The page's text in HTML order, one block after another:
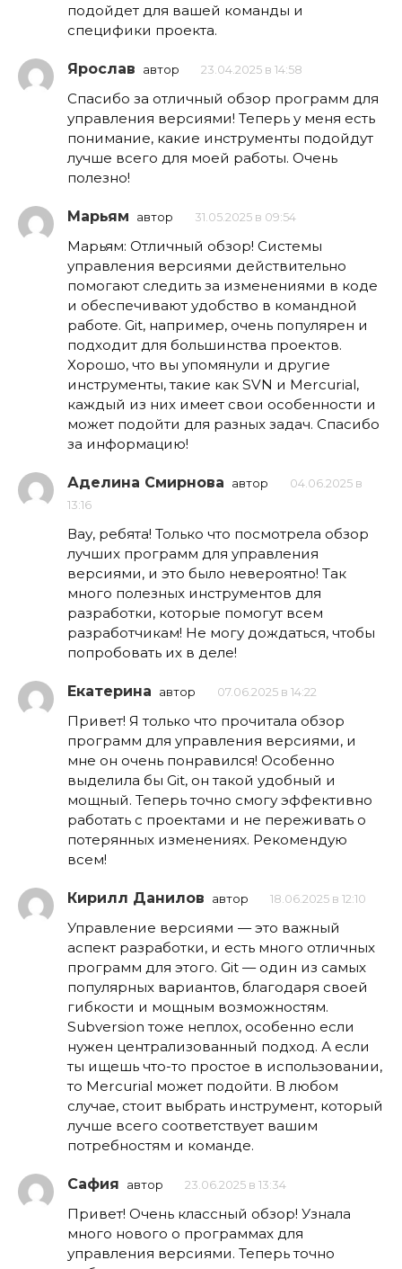
подойдет для вашей команды и
специфики проекта.
Ярослав автор 23.04.2025 в 14:58
Спасибо за отличный обзор программ для
управления версиями! Теперь у меня есть
понимание, какие инструменты подойдут
лучше всего для моей работы. Очень
полезно!
Марьям автор 31.05.2025 в 09:54
Марьям: Отличный обзор! Системы
управления версиями действительно
помогают следить за изменениями в коде
и обеспечивают удобство в командной
работе. Git, например, очень популярен и
подходит для большинства проектов.
Хорошо, что вы упомянули и другие
инструменты, такие как SVN и Mercurial,
каждый из них имеет свои особенности и
может подойти для разных задач. Спасибо
за информацию!
Аделина Смирнова автор
04.06.2025 в
13:16
Вау, ребята! Только что посмотрела обзор
лучших программ для управления
версиями, и это было невероятно! Так
много полезных инструментов для
разработки, которые помогут всем
разработчикам! Не могу дождаться, чтобы
попробовать их в деле!
Екатерина автор 07.06.2025 в 14:22
Привет! Я только что прочитала обзор
программ для управления версиями, и
мне он очень понравился! Особенно
выделила бы Git, он такой удобный и
мощный. Теперь точно смогу эффективно
работать с проектами и не переживать о
потерянных изменениях. Рекомендую
всем!
Кирилл Данилов автор 18.06.2025 в 12:10
Управление версиями — это важный
аспект разработки, и есть много отличных
программ для этого. Git — один из самых
популярных вариантов, благодаря своей
гибкости и мощным возможностям.
Subversion тоже неплох, особенно если
нужен централизованный подход. А если
ты ищешь что-то простое в использовании,
то Mercurial может подойти. В любом
случае, стоит выбрать инструмент, который
лучше всего соответствует вашим
потребностям и команде.
Сафия автор 23.06.2025 в 13:34
Привет! Очень классный обзор! Узнала
много нового о программах для
управления версиями. Теперь точно